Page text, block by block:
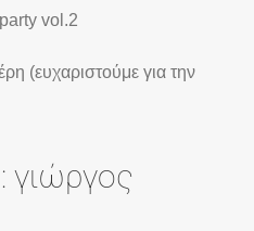
vol.2
(ευχαριστούμε για την
γιώργος